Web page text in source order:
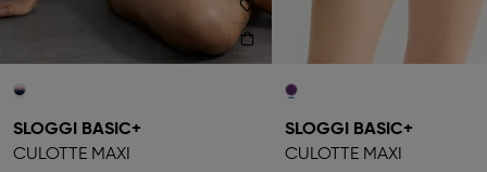
SLOGGI BASIC+
CULOTTE MAXI
SLOGGI BASIC+
CULOTTE MAXI